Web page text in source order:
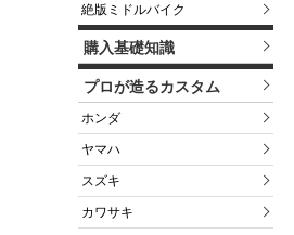
絶版ミドルバイク
購入基礎知識
プロが造るカスタム
ホンダ
ヤマハ
スズキ
カワサキ